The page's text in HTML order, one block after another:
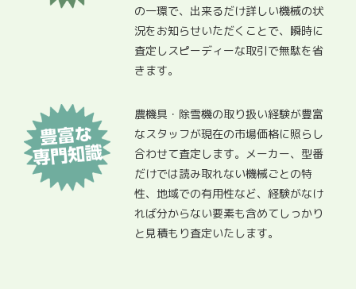
の一環で、出来るだけ詳しい機械の状
況をお知らせいただくことで、瞬時に
査定しスピーディーな取引で無駄を省
きます。
農機具・除雪機の取り扱い経験が豊富
なスタッフが現在の市場価格に照らし
合わせて査定します。メーカー、型番
だけでは読み取れない機械ごとの特
性、地域での有用性など、経験がなけ
れば分からない要素も含めてしっかり
と見積もり査定いたします。